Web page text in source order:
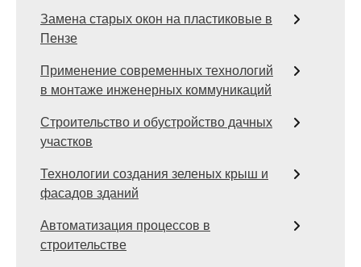
Замена старых окон на пластиковые в
Пензе
Применение современных технологий
в монтаже инженерных коммуникаций
Строительство и обустройство дачных
участков
Технологии создания зеленых крыш и
фасадов зданий
Автоматизация процессов в
строительстве